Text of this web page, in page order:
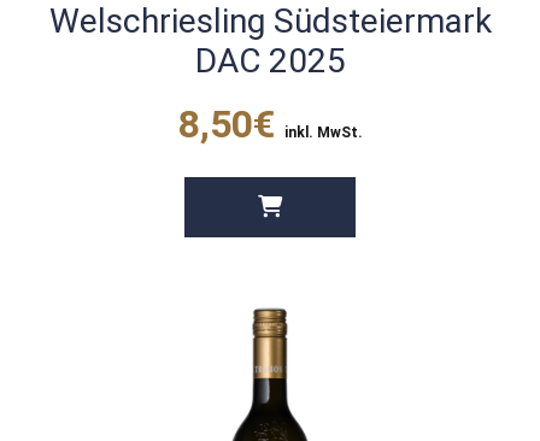
Welschriesling Südsteiermark
DAC 2025
8,50€ inkl. MwSt.